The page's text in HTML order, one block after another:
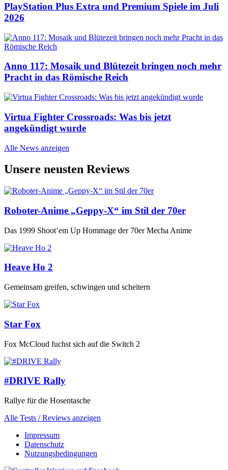
PlayStation Plus Extra und Premium Spiele im Juli
2026
Anno 117: Mosaik und Blütezeit bringen noch mehr
Pracht in das Römische Reich
Virtua Fighter Crossroads: Was bis jetzt
angekündigt wurde
Alle News anzeigen
Unsere neusten Reviews
Roboter-Anime „Geppy-X“ im Stil der 70er
Das 1999 Shoot’em Up Hommage der 70er Mecha Anime
Heave Ho 2
Gemeinsam greifen, schwingen und scheitern
Star Fox
Fox McCloud fuchst sich auf die Switch 2
#DRIVE Rally
Rallye für die Hosentasche
Alle Tests / Reviews anzeigen
Impressum
Datenschutz
Nutzungsbedingungen